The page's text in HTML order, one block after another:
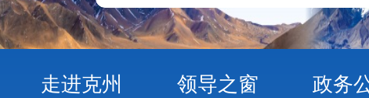
走进克州 领导之窗 政务公开 互